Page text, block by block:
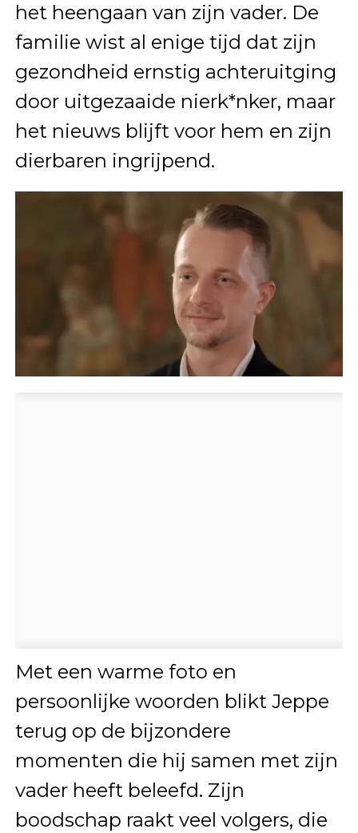
het heengaan van zijn vader. De
familie wist al enige tijd dat zijn
gezondheid ernstig achteruitging
door uitgezaaide nierk*nker, maar
het nieuws blijft voor hem en zijn
dierbaren ingrijpend.
Met een warme foto en
persoonlijke woorden blikt Jeppe
terug op de bijzondere
momenten die hij samen met zijn
vader heeft beleefd. Zijn
boodschap raakt veel volgers, die